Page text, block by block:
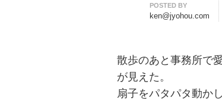
Author
POSTED BY
ken@jyohou.com
散歩のあと事務所で
が見えた。
扇子をパタパタ動か